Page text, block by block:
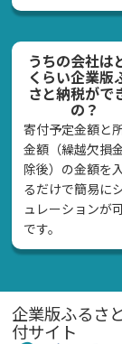
うちの会社は
くらい企業版
さと納税がで
の？
寄付予定金額と
金額（繰越欠損
除後）の金額を
るだけで簡易に
ュレーションが
です。
企業版ふるさ
付サイト